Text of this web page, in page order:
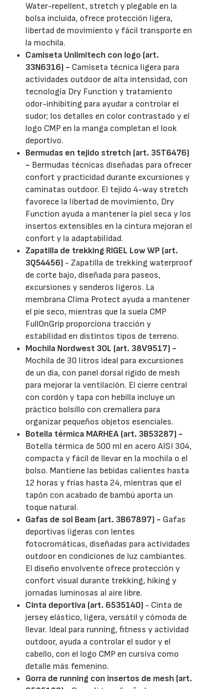
Water-repellent, stretch y plegable en la
bolsa incluida, ofrece protección ligera,
libertad de movimiento y fácil transporte en
la mochila.
Camiseta Unlimitech con logo (art.
33N6316) - Camiseta técnica ligera para
actividades outdoor de alta intensidad, con
tecnología Dry Function y tratamiento
odor-inhibiting para ayudar a controlar el
sudor; los detalles en color contrastado y el
logo CMP en la manga completan el look
deportivo.
Bermudas en tejido stretch (art. 35T6476)
- Bermudas técnicas diseñadas para ofrecer
confort y practicidad durante excursiones y
caminatas outdoor. El tejido 4-way stretch
favorece la libertad de movimiento, Dry
Function ayuda a mantener la piel seca y los
insertos extensibles en la cintura mejoran el
confort y la adaptabilidad.
Zapatilla de trekking RIGEL Low WP (art.
3Q54456) - Zapatilla de trekking waterproof
de corte bajo, diseñada para paseos,
excursiones y senderos ligeros. La
membrana Clima Protect ayuda a mantener
el pie seco, mientras que la suela CMP
FullOnGrip proporciona tracción y
estabilidad en distintos tipos de terreno.
Mochila Nordwest 30L (art. 38V9517) -
Mochila de 30 litros ideal para excursiones
de un día, con panel dorsal rígido de mesh
para mejorar la ventilación. El cierre central
con cordón y tapa con hebilla incluye un
práctico bolsillo con cremallera para
organizar pequeños objetos esenciales.
Botella térmica MARHEA (art. 3B53287) -
Botella térmica de 500 ml en acero AISI 304,
compacta y fácil de llevar en la mochila o el
bolso. Mantiene las bebidas calientes hasta
12 horas y frías hasta 24, mientras que el
tapón con acabado de bambú aporta un
toque natural.
Gafas de sol Beam (art. 3B67897) - Gafas
deportivas ligeras con lentes
fotocromáticas, diseñadas para actividades
outdoor en condiciones de luz cambiantes.
El diseño envolvente ofrece protección y
confort visual durante trekking, hiking y
jornadas luminosas al aire libre.
Cinta deportiva (art. 6535140) - Cinta de
jersey elástico, ligera, versátil y cómoda de
llevar. Ideal para running, fitness y actividad
outdoor, ayuda a controlar el sudor y el
cabello, con el logo CMP en cursiva como
detalle más femenino.
Gorra de running con insertos de mesh (art.